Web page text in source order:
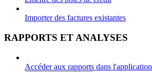
Importer des factures existantes
RAPPORTS ET ANALYSES
Accéder aux rapports dans l'application